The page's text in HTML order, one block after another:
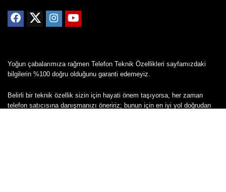
Yoğun çabalarımıza rağmen Telefon Teknik Özellikleri sayfamızdaki
bilgilerin %100 doğru olduğunu garanti edemeyiz.
Belirli bir teknik özellik sizin için hayati önem taşıyorsa, her zaman
telefon satıcısına danışmanızı öneririz; bunun için en iyi yol doğrudan